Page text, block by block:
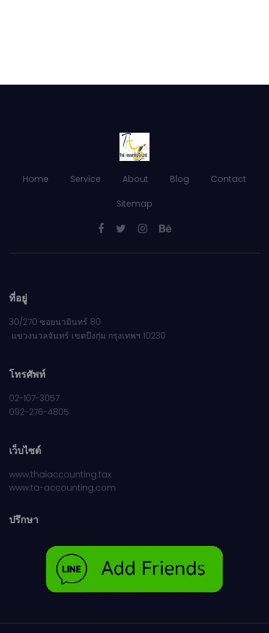
Home Service About Blog Contact
Sitemap
ที่อยู่
30/270 ซอยนวมินทร์ 80
แขวงนวลจันทร์ เขตบึงกุ่ม กรุงเทพฯ 10230
โทรศัพท์
02-107-3057
092-276-4805
เว็บไซต์
www.thaiaccounting.tax
www.ta-accounting.com
ปรึกษา